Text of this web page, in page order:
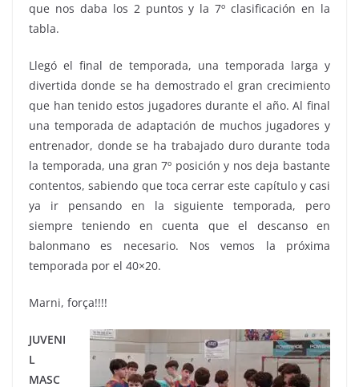
que nos daba los 2 puntos y la 7º clasificación en la
tabla.
Llegó el final de temporada, una temporada larga y
divertida donde se ha demostrado el gran crecimiento
que han tenido estos jugadores durante el año. Al final
una temporada de adaptación de muchos jugadores y
entrenador, donde se ha trabajado duro durante toda
la temporada, una gran 7º posición y nos deja bastante
contentos, sabiendo que toca cerrar este capítulo y casi
ya ir pensando en la siguiente temporada, pero
siempre teniendo en cuenta que el descanso en
balonmano es necesario. Nos vemos la próxima
temporada por el 40×20.
Marni, força!!!!
JUVENI
L
MASC